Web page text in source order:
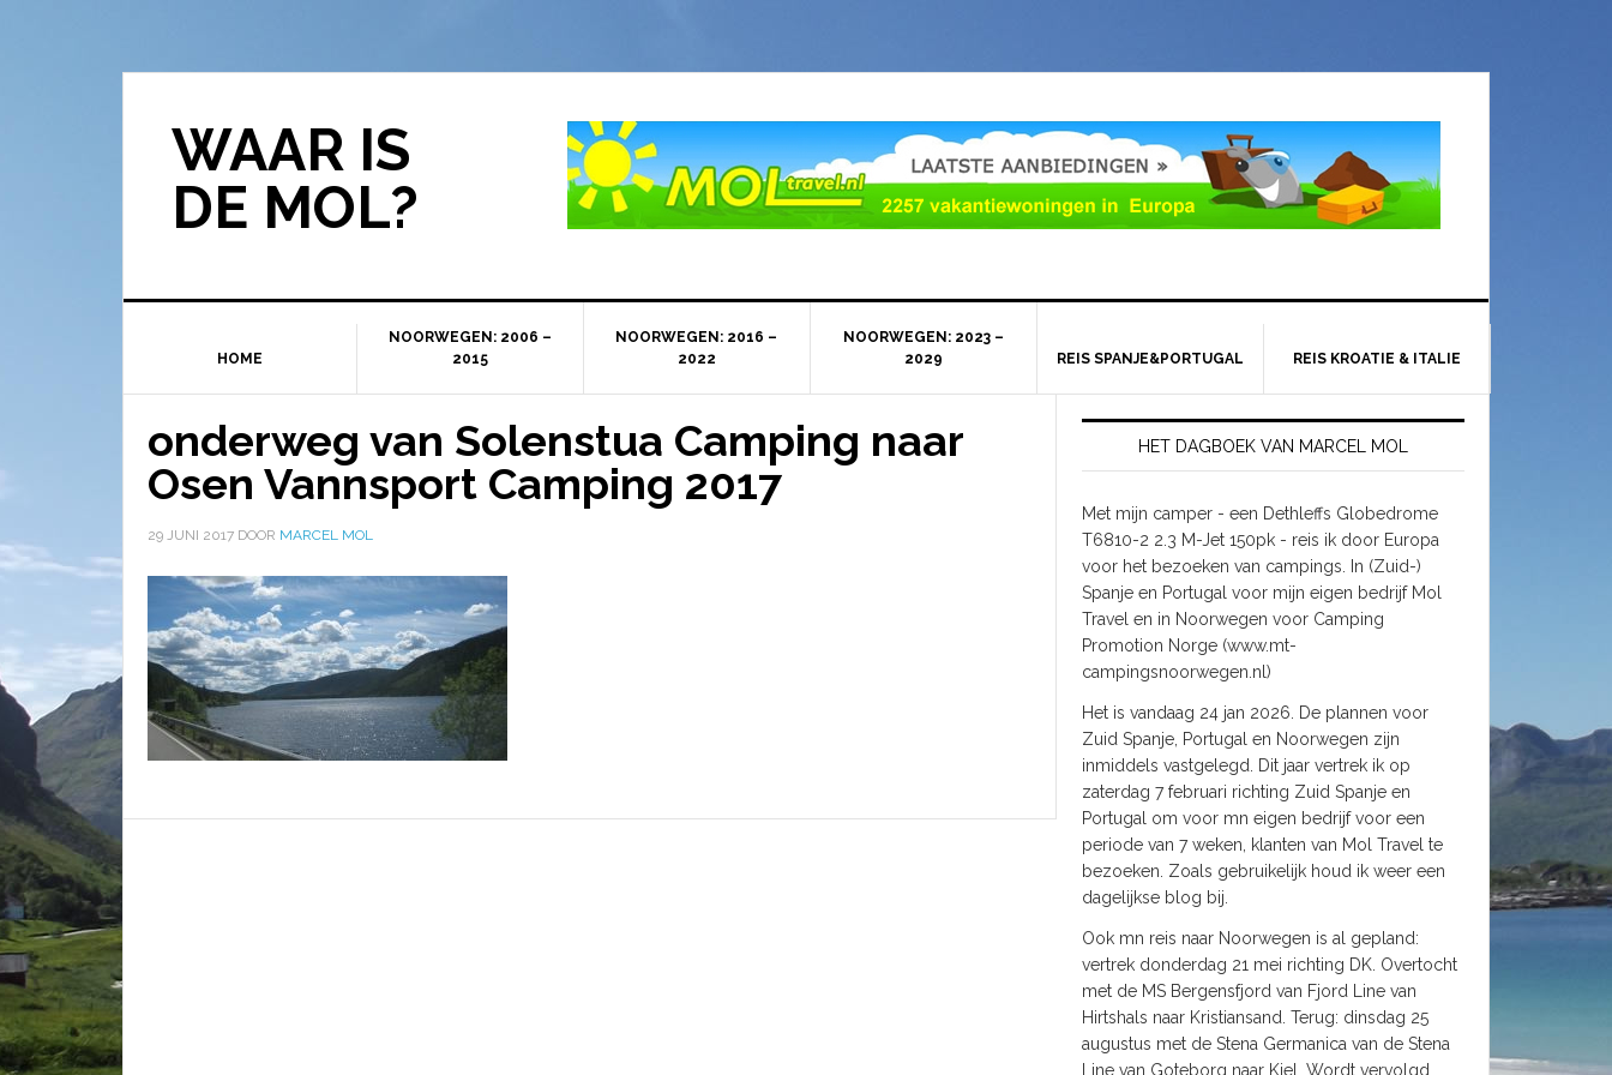
WAAR IS
DE MOL?
HOME
NOORWEGEN: 2006 –
2015
NOORWEGEN: 2016 –
2022
NOORWEGEN: 2023 –
2029
REIS SPANJE&PORTUGAL REIS KROATIE & ITALIE
onderweg van Solenstua Camping naar
Osen Vannsport Camping 2017
29 JUNI 2017 DOOR MARCEL MOL
HET DAGBOEK VAN MARCEL MOL
Met mijn camper - een Dethleffs Globedrome
T6810-2 2.3 M-Jet 150pk - reis ik door Europa
voor het bezoeken van campings. In (Zuid-)
Spanje en Portugal voor mijn eigen bedrijf Mol
Travel en in Noorwegen voor Camping
Promotion Norge (www.mt-
campingsnoorwegen.nl)
Het is vandaag 24 jan 2026. De plannen voor
Zuid Spanje, Portugal en Noorwegen zijn
inmiddels vastgelegd. Dit jaar vertrek ik op
zaterdag 7 februari richting Zuid Spanje en
Portugal om voor mn eigen bedrijf voor een
periode van 7 weken, klanten van Mol Travel te
bezoeken. Zoals gebruikelijk houd ik weer een
dagelijkse blog bij.
Ook mn reis naar Noorwegen is al gepland:
vertrek donderdag 21 mei richting DK. Overtocht
met de MS Bergensfjord van Fjord Line van
Hirtshals naar Kristiansand. Terug: dinsdag 25
augustus met de Stena Germanica van de Stena
Line van Goteborg naar Kiel. Wordt vervolgd.